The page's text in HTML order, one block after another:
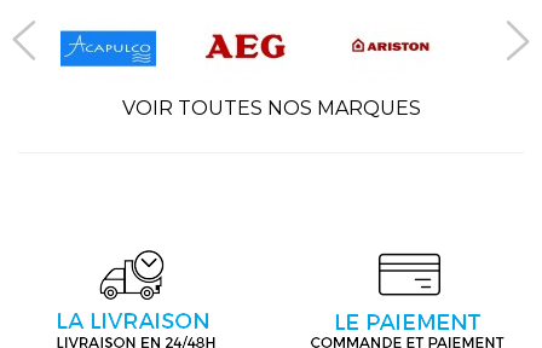
VOIR TOUTES NOS MARQUES